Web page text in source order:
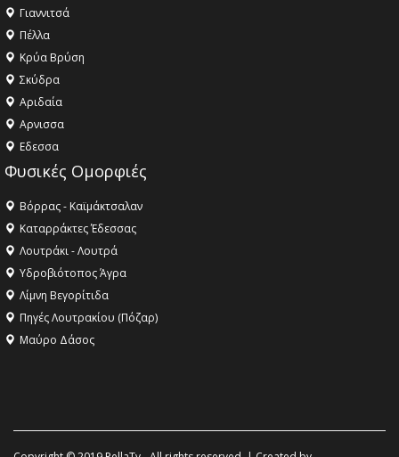
Γιαννιτσά
Πέλλα
Κρύα Βρύση
Σκύδρα
Αριδαία
Aρνισσα
Eδεσσα
Φυσικές Ομορφιές
Βόρρας - Καϊμάκτσαλαν
Καταρράκτες Έδεσσας
Λουτράκι - Λουτρά
Υδροβιότοπος Άγρα
Λίμνη Βεγορίτιδα
Πηγές Λουτρακίου (Πόζαρ)
Μαύρο Δάσος